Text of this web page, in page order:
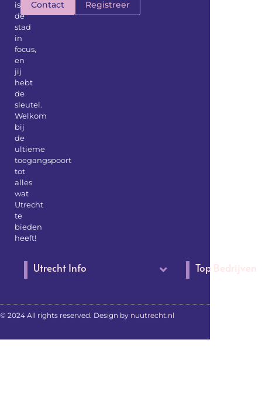
is
de
stad
in
focus,
en
jij
hebt
de
sleutel.
Welkom
bij
de
ultieme
toegangspoort
tot
alles
wat
Utrecht
te
bieden
heeft!
Contact Registreer
Utrecht Info Top Bedrijven
© 2024 All rights reserved. Design by nuutrecht.nl